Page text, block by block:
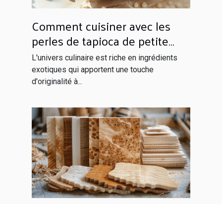
Comment cuisiner avec les
perles de tapioca de petite
taille
L'univers culinaire est riche en ingrédients
exotiques qui apportent une touche
d'originalité à...